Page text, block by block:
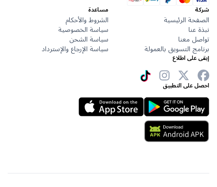
الرئيسية
معنا
التسويق بالعمولة
مساعدة
الشروط والأحكام
سياسة الخصوصية
سياسة الشحن
سياسة الإرجاع والإسترداد
اطلاع
على التطبيق